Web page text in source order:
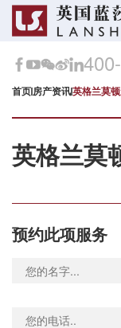
首页房产资讯英格兰莫
英格兰莫
预约此项服务